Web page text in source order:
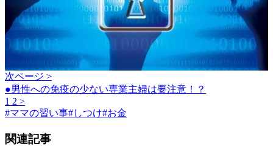
次ページ >
●男性への免疫の少ない専業主婦は要注意！？
1 2 >
#ママの習い事#しつけ#お金
関連記事